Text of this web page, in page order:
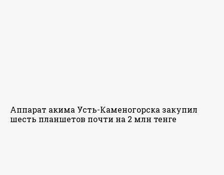
Аппарат акима Усть-Каменогорска закупил
шесть планшетов почти на 2 млн тенге